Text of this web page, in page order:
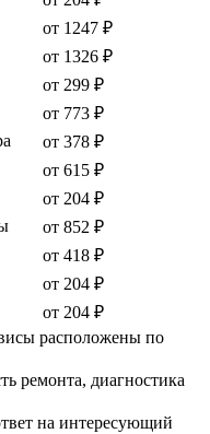
от 1247 ₽
от 1326 ₽
от 299 ₽
от 773 ₽
от 378 ₽
от 615 ₽
от 204 ₽
от 852 ₽
от 418 ₽
от 204 ₽
от 204 ₽
расположены по
ремонта, диагностика
на интересующий